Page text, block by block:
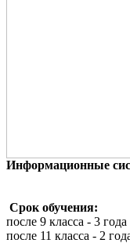
Информационные
Срок обучения:
после 9 класса - 3
после 11 класса - 2